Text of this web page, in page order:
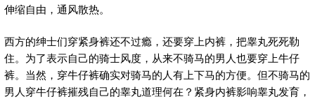
伸缩自由，通风散热。
西方的绅士们穿紧身裤还不过瘾，还要穿上内裤，把睾丸死死勒
住。为了表示自己的骑士风度，从来不骑马的男人也要穿上牛仔
裤。当然，穿牛仔裤确实对骑马的人有上下马的方便。但不骑马的
男人穿牛仔裤摧残自己的睾丸道理何在？紧身内裤影响睾丸发育，